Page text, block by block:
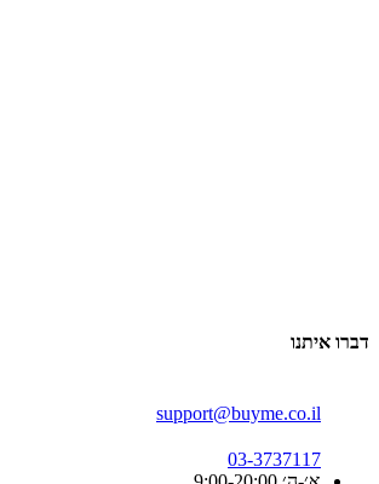
דברו איתנו
support@buyme.co.il
03-3737117